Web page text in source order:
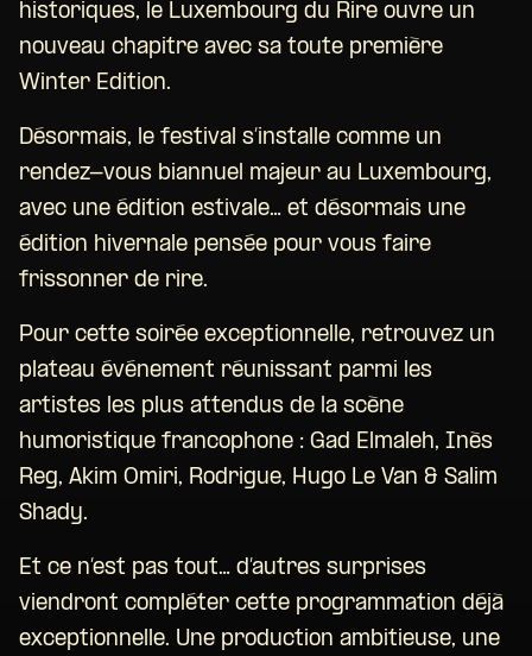
historiques, le Luxembourg du Rire ouvre un
nouveau chapitre avec sa toute première
Winter Edition.
Désormais, le festival s’installe comme un
rendez-vous biannuel majeur au Luxembourg,
avec une édition estivale… et désormais une
édition hivernale pensée pour vous faire
frissonner de rire.
Pour cette soirée exceptionnelle, retrouvez un
plateau événement réunissant parmi les
artistes les plus attendus de la scène
humoristique francophone : Gad Elmaleh, Inès
Reg, Akim Omiri, Rodrigue, Hugo Le Van & Salim
Shady.
Et ce n’est pas tout… d’autres surprises
viendront compléter cette programmation déjà
exceptionnelle. Une production ambitieuse, une